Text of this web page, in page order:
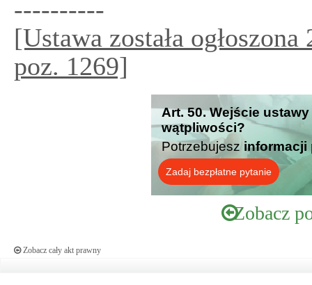
----------
[Ustawa została
poz. 1269]
Art. 50. Wejście
wątpliwości?
Potrzebujesz informacji
Zadaj bezpłatne pytanie
Zobacz
Zobacz cały akt prawny